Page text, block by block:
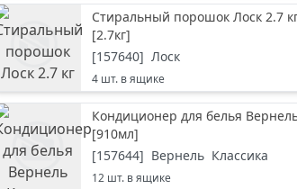
Стиральный порошок Лоск 2.7
[2.7кг]
[157640] Лоск
4 шт. в ящике
Кондиционер для белья
[910мл]
[157644] Вернель Классика
12 шт. в ящике